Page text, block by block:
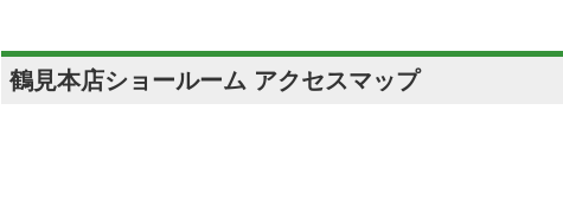
鶴見本店ショールーム アクセスマップ